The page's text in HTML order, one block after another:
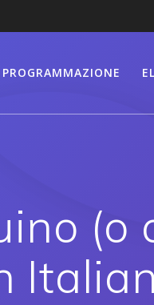
PROGRAMMAZIONE
(o